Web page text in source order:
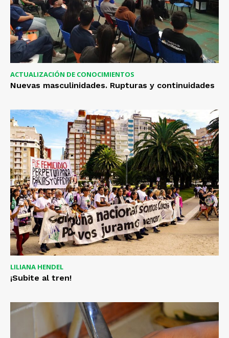
ACTUALIZACIÓN DE CONOCIMIENTOS
Nuevas masculinidades. Rupturas y continuidades
LILIANA HENDEL
¡Subite al tren!